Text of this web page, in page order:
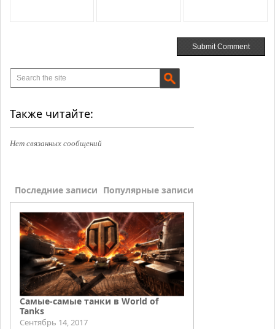
Также читайте:
Нет связанных сообщений
Последние записи Популярные записи
Самые-самые танки в World of
Tanks
Сентябрь 14, 2017